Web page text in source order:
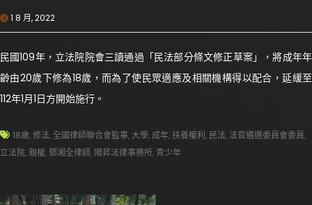
1 8 月, 2022
民國109年，立法院院會三讀通過「民法部分條文修正草案」，將成年年
齡由20歲下修為18歲，而為了使民眾適應及相關機構得以配合，延緩至
112年1月1日方開始施行。
18歲,修法, 全國律師聯合會監事, 大學, 成年,扶養權利 , 民法, 法官遴選委員會委員,
立法院,親權, 鄧湘全律師, 陽昇法律事務所, 青少年